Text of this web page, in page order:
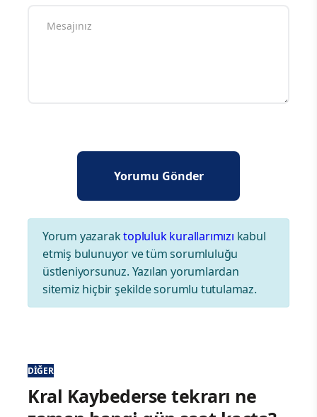
Yorum yazaraktopluluk kurallarımızı kabul
etmiş bulunuyor ve tüm sorumluluğu
üstleniyorsunuz. Yazılan yorumlardan
sitemiz hiçbir şekilde sorumlu tutulamaz.
DIĞER
Kral Kaybederse tekrarı ne